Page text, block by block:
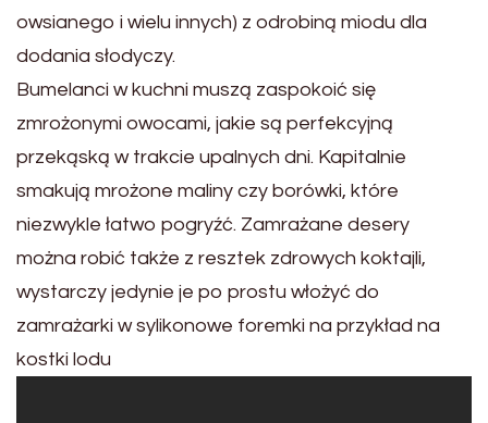
owsianego i wielu innych) z odrobiną miodu dla
dodania słodyczy.
Bumelanci w kuchni muszą zaspokoić się
zmrożonymi owocami, jakie są perfekcyjną
przekąską w trakcie upalnych dni. Kapitalnie
smakują mrożone maliny czy borówki, które
niezwykle łatwo pogryźć. Zamrażane desery
można robić także z resztek zdrowych koktajli,
wystarczy jedynie je po prostu włożyć do
zamrażarki w sylikonowe foremki na przykład na
kostki lodu